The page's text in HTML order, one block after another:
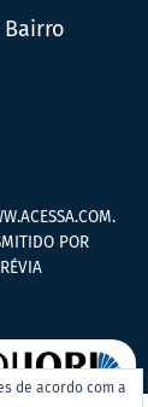
Bairro
de acordo com a
POR